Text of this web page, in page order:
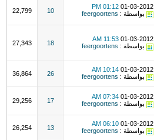
01-03-2012
01:12 PM
بواسطة : feergoortens
10
22,799
01-03-2012
11:53 AM
بواسطة : feergoortens
18
27,343
01-03-2012
10:14 AM
بواسطة : feergoortens
26
36,864
01-03-2012
07:34 AM
بواسطة : feergoortens
17
29,256
01-03-2012
06:10 AM
بواسطة : feergoortens
13
26,254